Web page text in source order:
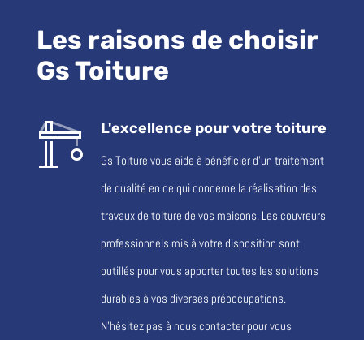
Les raisons de choisir
Gs Toiture
L'excellence pour votre toiture
Gs Toiture vous aide à bénéficier d’un traitement
de qualité en ce qui concerne la réalisation des
travaux de toiture de vos maisons. Les couvreurs
professionnels mis à votre disposition sont
outillés pour vous apporter toutes les solutions
durables à vos diverses préoccupations.
N’hésitez pas à nous contacter pour vous